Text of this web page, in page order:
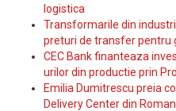
logistica
Transformarile din
preturi de transfer pentru
CEC Bank finanteaza
urilor din productie prin
Emilia Dumitrescu preia
Delivery Center din